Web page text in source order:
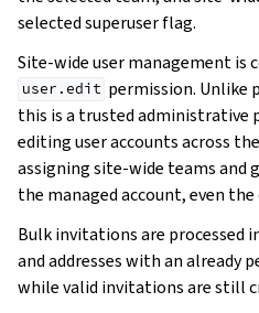
selected superuser flag.
Site-wide user management is
user.edit permission. Unlike
this is a trusted administrative
editing user accounts across
assigning site-wide teams and
the managed account, even
Bulk invitations are processed
and addresses with an already
while valid invitations are still